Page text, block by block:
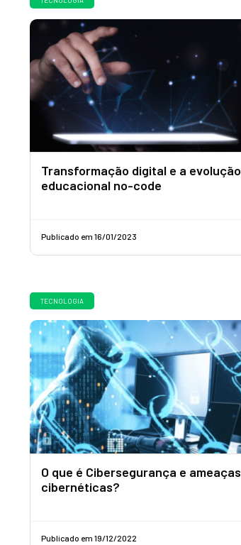
Transformação digital e a evolução
educacional no-code
Publicado em 16/01/2023
TECNOLOGIA
O que é Cibersegurança e ameaças
cibernéticas?
Publicado em 19/12/2022